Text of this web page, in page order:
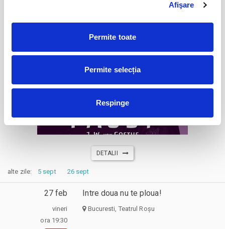
Afişare
Permite toate
Permite selecția
Respinge
vineri
Faust de Johann Wolfgang von
Bucuresti, Teatrul Infinit
DETALII
alte zile: 5 sept 26 sept
27 feb
vineri
ora 19:30
Intre doua nu te ploua!
Bucuresti, Teatrul Roșu